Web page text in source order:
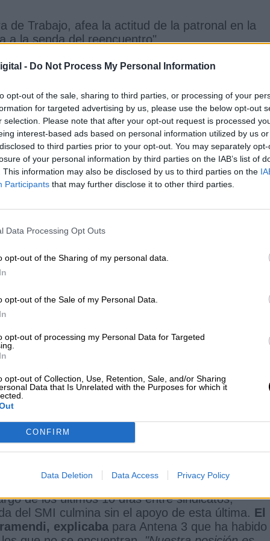
- Do Not Process My Personal Information
opt-out of the sale, sharing to third parties, or processing of your
for targeted advertising by us, please use the below opt-out
selection. Please note that after your opt-out request is processed
interest-based ads based on personal information utilized by us
to third parties prior to your opt-out. You may separately
of your personal information by third parties on the IAB’s list of
This information may also be disclosed by us to third parties on the
Participants that may further disclose it to other third parties.
Data Processing Opt Outs
opt-out of the Sharing of my personal data.
opt-out of the Sale of my Personal Data.
opt-out of processing my Personal Data for Targeted
opt-out of Collection, Use, Retention, Sale, and/or Sharing
Data that Is Unrelated with the Purposes for which it
CONFIRM
Data Deletion Data Access Privacy Policy
de Trabajo, afea la actitud de la patronal en la
a la senda del reencuentro"
en@rtveplay👇https://t.co/vNjhohEjmi
September 16, 2021
se han producido en"un contexto de dificultad
desmesurada de la luz, que justifican total
desde su cuenta de Twitterhan
y convocar mesas de diálogo
en España alcance los 1.000 euros.
Sindical de UGT, ha asegurado que los
del
y convocar la mesa de negociación para que
ya en los 1.000 euros
2021
de 15 euros y critica la actitud de la
no perjudican a ninguna empresa"
de los últimos 10 días entre sindicatos,
del SMI culmina sin el apoyo de esta última. El
explicaba para Antena 3 que ha habido